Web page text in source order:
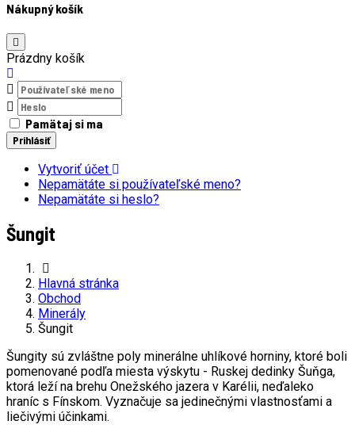
Nákupný košík
Prázdny košík
Pamätaj si ma
Prihlásiť
Vytvoriť účet
Nepamätáte si používateľské meno?
Nepamätáte si heslo?
Šungit
Hlavná stránka
Obchod
Minerály
Šungit
Šungity sú zvláštne poly minerálne uhlíkové horniny, ktoré boli
pomenované podľa miesta výskytu - Ruskej dedinky Šuňga,
ktorá leží na brehu Onežského jazera v Karélii, neďaleko
hraníc s Fínskom. Vyznačuje sa jedinečnými vlastnosťami a
liečivými účinkami.